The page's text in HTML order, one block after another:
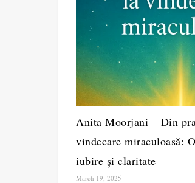
Anita Moorjani – Din
vindecare miraculoasă:
iubire și claritate
March 19, 2025